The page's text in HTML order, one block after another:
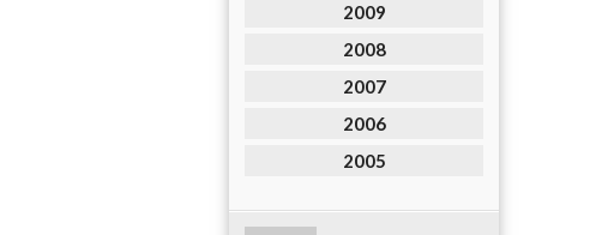
2009
2008
2007
2006
2005